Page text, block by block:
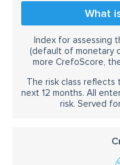
What
Index for assessing
(default of monetary
more CrefoScore,
The risk class
next 12 months. All
risk. Served